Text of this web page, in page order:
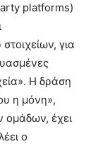
platforms)
για
Η δράση
η μόνη»,
ομάδων, έχει
ο